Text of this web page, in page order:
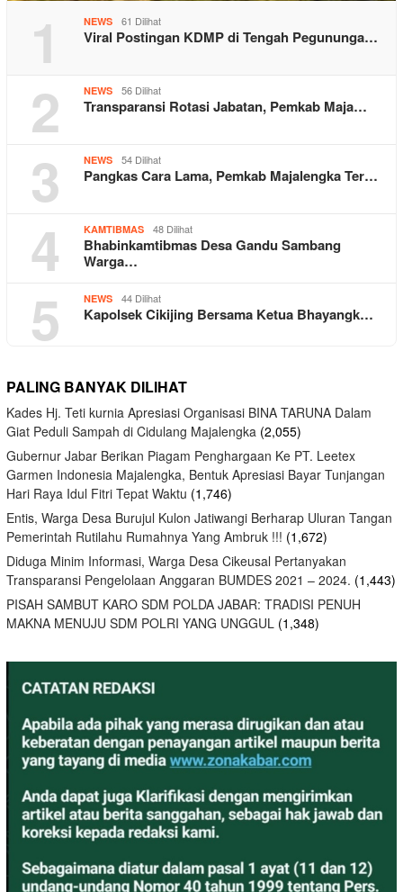
1 NEWS 61 Dilihat
Viral Postingan KDMP di Tengah Pegununga…
2 NEWS 56 Dilihat
Transparansi Rotasi Jabatan, Pemkab Maja…
3 NEWS 54 Dilihat
Pangkas Cara Lama, Pemkab Majalengka Ter…
4 KAMTIBMAS 48 Dilihat
Bhabinkamtibmas Desa Gandu Sambang
Warga…
5 NEWS 44 Dilihat
Kapolsek Cikijing Bersama Ketua Bhayangk…
PALING BANYAK DILIHAT
Kades Hj. Teti kurnia Apresiasi Organisasi BINA TARUNA Dalam
Giat Peduli Sampah di Cidulang Majalengka (2,055)
Gubernur Jabar Berikan Piagam Penghargaan Ke PT. Leetex
Garmen Indonesia Majalengka, Bentuk Apresiasi Bayar Tunjangan
Hari Raya Idul Fitri Tepat Waktu (1,746)
Entis, Warga Desa Burujul Kulon Jatiwangi Berharap Uluran Tangan
Pemerintah Rutilahu Rumahnya Yang Ambruk !!! (1,672)
Diduga Minim Informasi, Warga Desa Cikeusal Pertanyakan
Transparansi Pengelolaan Anggaran BUMDES 2021 – 2024. (1,443)
PISAH SAMBUT KARO SDM POLDA JABAR: TRADISI PENUH
MAKNA MENUJU SDM POLRI YANG UNGGUL (1,348)